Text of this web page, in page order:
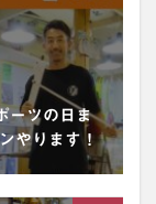
ーツの日ま
やります！